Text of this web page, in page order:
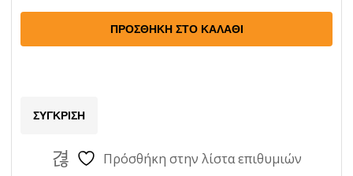
Αυτοκινήτου
CR-
ΠΡΟΣΘΉΚΗ ΣΤΟ ΚΑΛΆΘΙ
ΣΎΓΚΡΙΣΗ
Πρόσθήκη στην λίστα επιθυμιών